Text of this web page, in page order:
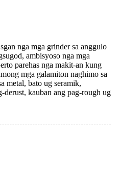
nga mga grinder sa anggulo
ambisyoso nga mga
parehas nga makit-an kung
mga galamiton naghimo sa
metal, bato ug seramik,
derust, kauban ang pag-rough ug